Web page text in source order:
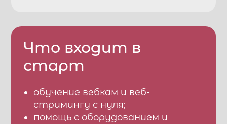
Что входит в
старт
обучение вебкам и веб-
стримингу с нуля;
помощь с оборудованием и